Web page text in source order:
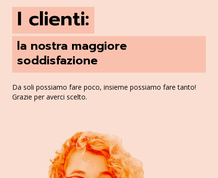
I clienti:
la nostra maggiore
soddisfazione
Da soli possiamo fare poco, insieme possiamo fare tanto!
Grazie per averci scelto.